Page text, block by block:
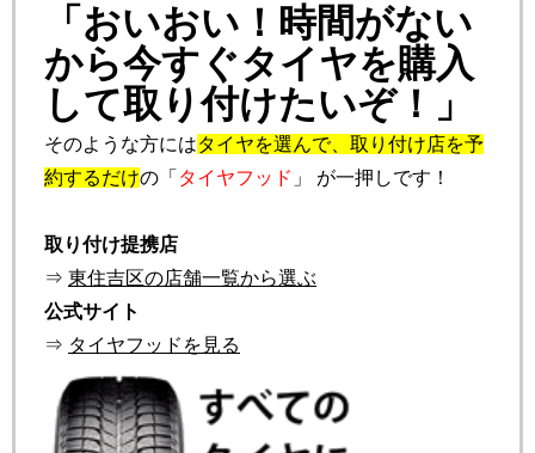
「おいおい！時間がない
から今すぐタイヤを購入
して取り付けたいぞ！」
そのような方にはタイヤを選んで、取り付け店を予
約するだけの「 タイヤフッド 」 が一押しです！
取り付け提携店
⇒ 東住吉区の店舗一覧から選ぶ
公式サイト
⇒ タイヤフッドを見る